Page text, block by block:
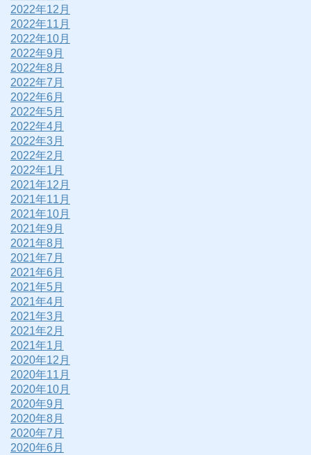
2022年12月
2022年11月
2022年10月
2022年9月
2022年8月
2022年7月
2022年6月
2022年5月
2022年4月
2022年3月
2022年2月
2022年1月
2021年12月
2021年11月
2021年10月
2021年9月
2021年8月
2021年7月
2021年6月
2021年5月
2021年4月
2021年3月
2021年2月
2021年1月
2020年12月
2020年11月
2020年10月
2020年9月
2020年8月
2020年7月
2020年6月